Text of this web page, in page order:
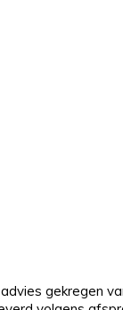
gekregen